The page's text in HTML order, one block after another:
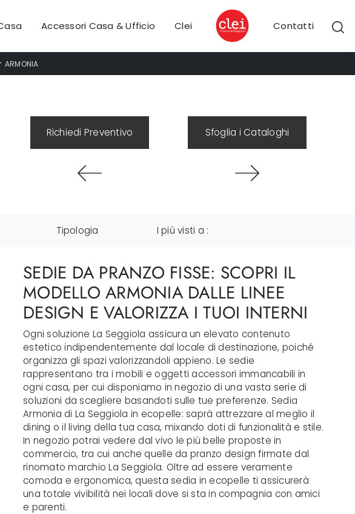
Accessori Casa & Ufficio Clei Contatti
ARMONIA
Richiedi Preventivo Sfoglia i Cataloghi
Tipologia I più visti a :
SEDIE DA PRANZO FISSE: SCOPRI IL
MODELLO ARMONIA DALLE LINEE
DESIGN E VALORIZZA I TUOI INTERNI
Ogni soluzione La Seggiola assicura un elevato contenuto
estetico indipendentemente dal locale di destinazione, poiché
organizza gli spazi valorizzandoli appieno. Le sedie
rappresentano tra i mobili e oggetti accessori immancabili in
ogni casa, per cui disponiamo in negozio di una vasta serie di
soluzioni da scegliere basandoti sulle tue preferenze. Sedia
Armonia di La Seggiola in ecopelle: saprà attrezzare al meglio il
dining o il living della tua casa, mixando doti di funzionalità e stile.
In negozio potrai vedere dal vivo le più belle proposte in
commercio, tra cui anche quelle da pranzo design firmate dal
rinomato marchio La Seggiola. Oltre ad essere veramente
comoda e ergonomica, questa sedia in ecopelle ti assicurerà
una totale vivibilità nei locali dove si sta in compagnia con amici
e parenti.